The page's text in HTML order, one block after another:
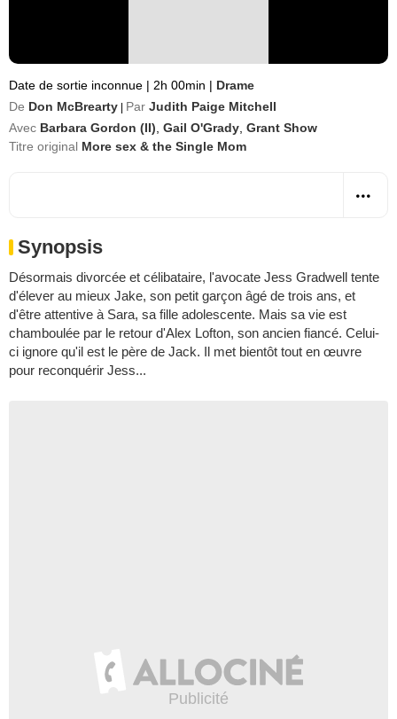
Date de sortie inconnue | 2h 00min | Drame
De Don McBrearty Par Judith Paige Mitchell
Avec Barbara Gordon (II) Gail O'Grady Grant Show
Titre original More sex & the Single Mom
Synopsis
Désormais divorcée et célibataire, l'avocate Jess Gradwell tente
d'élever au mieux Jake, son petit garçon âgé de trois ans, et
d'être attentive à Sara, sa fille adolescente. Mais sa vie est
chamboulée par le retour d'Alex Lofton, son ancien fiancé. Celui-
ci ignore qu'il est le père de Jack. Il met bientôt tout en œuvre
pour reconquérir Jess...